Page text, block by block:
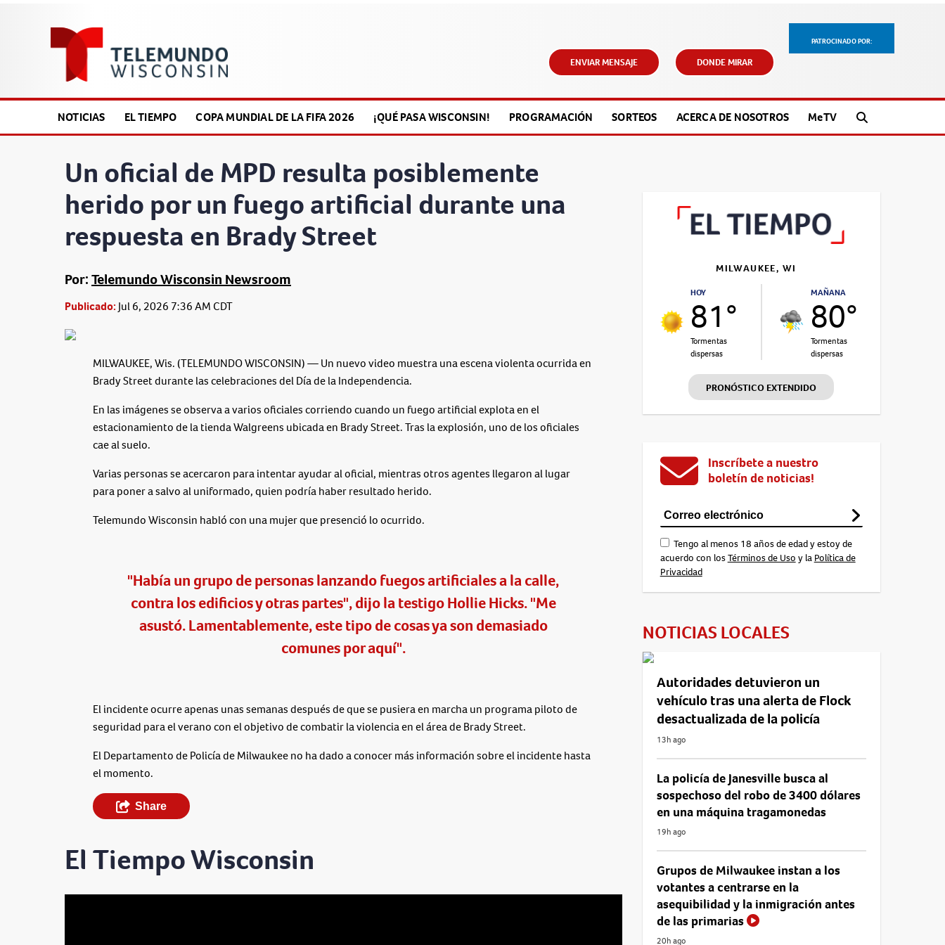
PATROCINADO POR:
ENVIAR MENSAJE DONDE MIRAR
NOTICIAS EL TIEMPO COPA MUNDIAL DE LA FIFA 2026 ¡QUÉ PASA WISCONSIN! PROGRAMACIÓN SORTEOS ACERCA DE NOSOTROS MeTV
Un oficial de MPD resulta posiblemente
herido por un fuego artificial durante una
respuesta en Brady Street
Por:Telemundo Wisconsin Newsroom
Publicado: Jul 6, 2026 7:36 AM CDT
MILWAUKEE, Wis. (TELEMUNDO WISCONSIN)— Un nuevo video muestra una escena violenta ocurrida en
Brady Street durante las celebraciones del Día de la Independencia.
En las imágenes se observa a varios oficiales corriendo cuando un fuego artificial explota en el
estacionamiento de la tienda Walgreens ubicada en Brady Street. Tras la explosión, uno de los oficiales
cae al suelo.
Varias personas se acercaron para intentar ayudar al oficial, mientras otros agentes llegaron al lugar
para poner a salvo al uniformado, quien podría haber resultado herido.
Telemundo Wisconsin habló con una mujer que presenció lo ocurrido.
"Había un grupo de personas lanzando fuegos artificiales a la calle,
contra los edificios y otras partes", dijo la testigo Hollie Hicks. "Me
asustó. Lamentablemente, este tipo de cosas ya son demasiado
comunes por aquí".
El incidente ocurre apenas unas semanas después de que se pusiera en marcha un programa piloto de
seguridad para el verano con el objetivo de combatir la violencia en el área de Brady Street.
El Departamento de Policía de Milwaukee no ha dado a conocer más información sobre el incidente hasta
el momento.
Share
El Tiempo Wisconsin
MILWAUKEE, WI
HOY
81°
Tormentas
dispersas
MAÑANA
80°
Tormentas
dispersas
PRONÓSTICO EXTENDIDO
Inscríbete a nuestro
boletín de noticias!
Tengo al menos 18 años de edad y estoy de
acuerdo con losTérminos de Uso y la Política de
Privacidad
NOTICIAS LOCALES
Autoridades detuvieron un
vehículo tras una alerta de Flock
desactualizada de la policía
13h ago
La policía de Janesville busca al
sospechoso del robo de 3400 dólares
en una máquina tragamonedas
19h ago
Grupos de Milwaukee instan a los
votantes a centrarse en la
asequibilidad y la inmigración antes
de las primarias
20h ago